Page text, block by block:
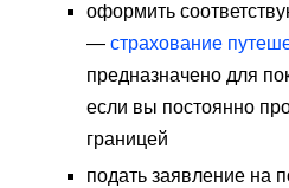
оформить
— страхование
предназначено для
если вы постоянно
границей
подать заявление на